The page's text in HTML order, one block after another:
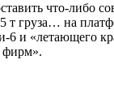
что-либо
груза… на
и «летающего
фирм».